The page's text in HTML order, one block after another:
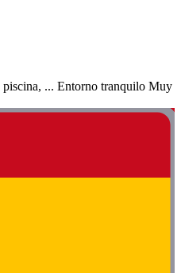
... Entorno tranquilo Muy